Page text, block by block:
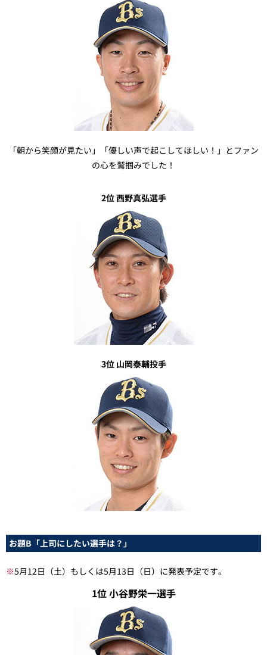
「朝から笑顔が見たい」「優しい声で起こしてほしい！」とファン
の心を鷲掴みでした！
2位 西野真弘選手
3位 山岡泰輔投手
お題B「上司にしたい選手は？」
※5月12日（土）もしくは5月13日（日）に発表予定です。
1位 小谷野栄一選手